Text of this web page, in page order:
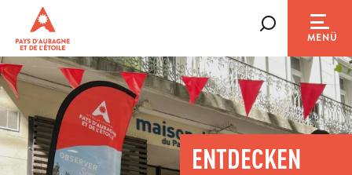
contenu
principal
MENÜ
ENTDECKEN